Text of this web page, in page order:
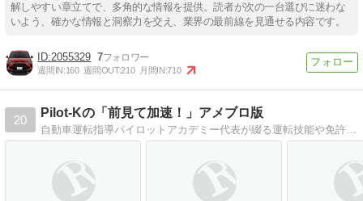
解しやすい章立てで、多角的な情報を提供。読者が次の一台選びに迷わな
いよう、確かな情報と洞察力を交え、業界の最前線を見通せる内容です。
2055329 7
週間IN:160 週間OUT:210 月間IN:710
20
Pilot-Kの「前見て加速！」アメブロ版
自動車運転指導パイロットアカデミー代表が綴る運転技能や免許取得に関するアドバイス・感想等。教習生も一般ドライバーも必見！